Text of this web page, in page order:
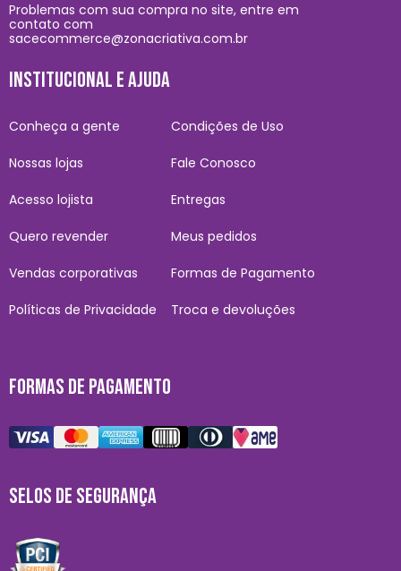
Problemas com sua compra no site, entre em
contato com
sacecommerce@zonacriativa.com.br
INSTITUCIONAL E AJUDA
Conheça a gente
Nossas lojas
Acesso lojista
Quero revender
Vendas corporativas
Políticas de Privacidade
Condições de Uso
Fale Conosco
Entregas
Meus pedidos
Formas de Pagamento
Troca e devoluções
FORMAS DE PAGAMENTO
SELOS DE SEGURANÇA